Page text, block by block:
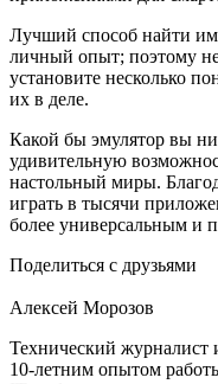
Лучший способ найти
личный опыт; поэтому
установите несколько
их в деле.
Какой бы эмулятор вы
удивительную
настольный миры.
играть в тысячи
более универсальным и
Поделиться с друзьями
Алексей Морозов
Технический журналист
10‑летним опытом